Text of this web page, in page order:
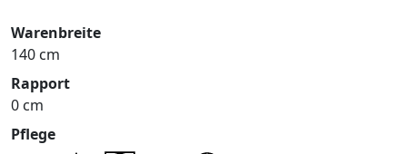
Warenbreite
140 cm
Rapport
0 cm
Pflege